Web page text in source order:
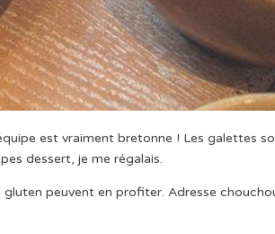
est vraiment bretonne ! Les galettes
dessert, je me régalais.
peuvent en profiter. Adresse